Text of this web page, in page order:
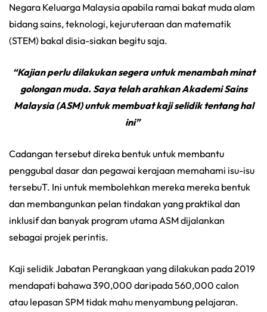
Negara Keluarga Malaysia apabila ramai bakat muda alam
bidang sains, teknologi, kejuruteraan dan matematik
(STEM) bakal disia-siakan begitu saja.
“Kajian perlu dilakukan segera untuk menambah minat
golongan muda. Saya telah arahkan Akademi Sains
Malaysia (ASM) untuk membuat kaji selidik tentang hal
ini”
Cadangan tersebut direka bentuk untuk membantu
penggubal dasar dan pegawai kerajaan memahami isu-isu
tersebuT. Ini untuk membolehkan mereka mereka bentuk
dan membangunkan pelan tindakan yang praktikal dan
inklusif dan banyak program utama ASM dijalankan
sebagai projek perintis.
Kaji selidik Jabatan Perangkaan yang dilakukan pada 2019
mendapati bahawa 390,000 daripada 560,000 calon
atau lepasan SPM tidak mahu menyambung pelajaran.